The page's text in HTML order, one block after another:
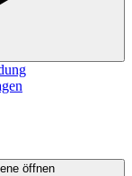
öffnen